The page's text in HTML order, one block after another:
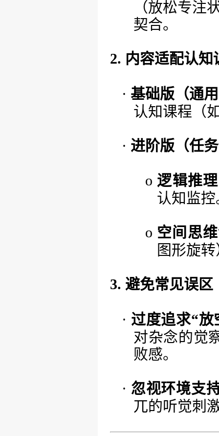
（放松专注
契合。
2. 内容适配认知
·基础版（通
认知课程（
· 进阶版（任
o 逻辑推
认知监控
o 空间思
图形旋
3. 避免常见误区
· 过度追求“放
对杂念的觉
败感。
· 忽视环境支
兀的听觉刺